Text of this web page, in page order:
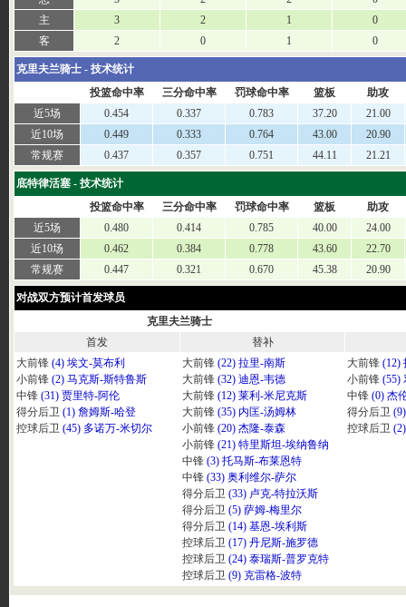
主
3 2 1
0
客
2 0 1 0
克里夫兰骑士 - 技术统计
投篮命中率
三分命中率 罚球命中率 篮板
助攻
近5场
0.454 0.337 0.783 37.20
21.00
近10场
0.449 0.333 0.764 43.00
20.90
常规赛
0.437 0.357 0.751 44.11 21.21
底特律活塞 - 技术统计
投篮命中率
三分命中率 罚球命中率 篮板
助攻
近5场
0.480 0.414 0.785 40.00
24.00
近10场
0.462 0.384 0.778 43.60
22.70
常规赛
0.447 0.321 0.670 45.38 20.90
对战双方预计首发球员
克里夫兰骑士
首发
替补
大前锋 (4) 埃文-莫布利
小前锋 (2) 马克斯-斯特鲁斯
中锋 (31) 贾里特-阿伦
得分后卫 (1) 詹姆斯-哈登
控球后卫 (45) 多诺万-米切尔
大前锋 (22) 拉里-南斯
大前锋 (32) 迪恩-韦德
大前锋 (12) 莱利-米尼克斯
大前锋 (35) 内匡-汤姆林
小前锋 (20) 杰隆-泰森
小前锋 (21) 特里斯坦-埃纳鲁纳
中锋 (3) 托马斯-布莱恩特
中锋 (33) 奥利维尔-萨尔
得分后卫 (33) 卢克-特拉沃斯
得分后卫 (5) 萨姆-梅里尔
得分后卫 (14) 基恩-埃利斯
控球后卫 (17) 丹尼斯-施罗德
控球后卫 (24) 泰瑞斯-普罗克特
控球后卫 (9) 克雷格-波特
大前锋 (12)
小前锋 (55)
中锋 (0) 杰
得分后卫
控球后卫